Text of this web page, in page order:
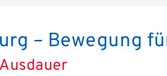
– Bewegung